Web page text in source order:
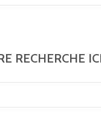
RECHERCHE